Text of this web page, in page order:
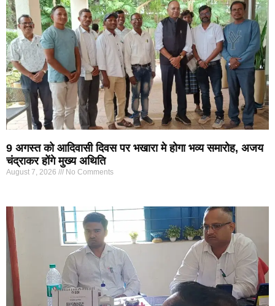
9 अगस्त को आदिवासी दिवस पर भखारा मे होगा भव्य समारोह, अजय
चंद्राकर होंगे मुख्य अथिति
August 7, 2026 No Comments